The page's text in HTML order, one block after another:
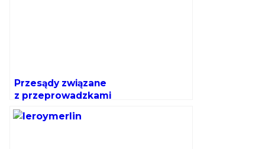
Przesądy związane
z przeprowadzkami